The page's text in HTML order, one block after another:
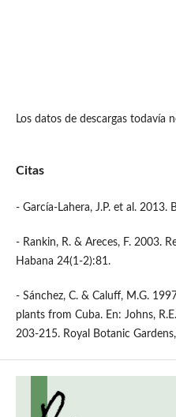
Los datos de descargas todavía
Citas
- García-Lahera, J.P. et al. 2013.
- Rankin, R. & Areces, F. 2003.
Habana 24(1-2):81.
- Sánchez, C. & Caluff, M.G.
plants from Cuba. En: Johns,
203-215. Royal Botanic